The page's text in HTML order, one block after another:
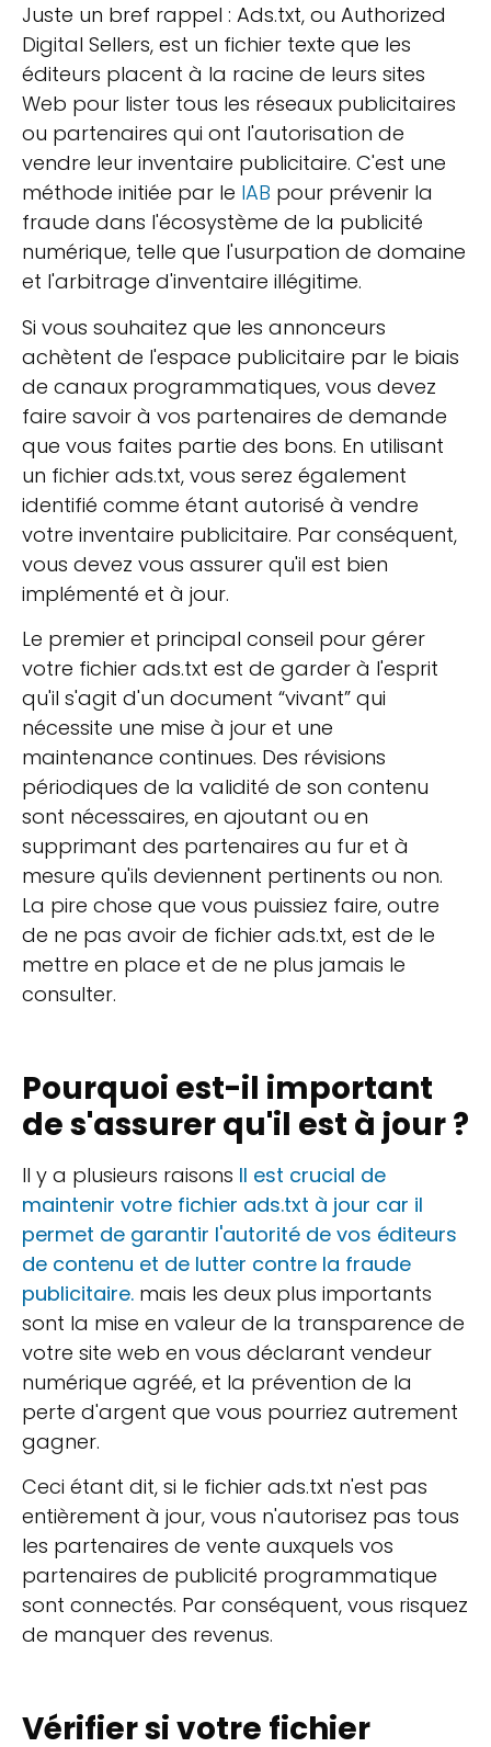
Juste un bref rappel : Ads.txt, ou Authorized
Digital Sellers, est un fichier texte que les
éditeurs placent à la racine de leurs sites
Web pour lister tous les réseaux publicitaires
ou partenaires qui ont l'autorisation de
vendre leur inventaire publicitaire. C'est une
méthode initiée par le IAB pour prévenir la
fraude dans l'écosystème de la publicité
numérique, telle que l'usurpation de domaine
et l'arbitrage d'inventaire illégitime.
Si vous souhaitez que les annonceurs
achètent de l'espace publicitaire par le biais
de canaux programmatiques, vous devez
faire savoir à vos partenaires de demande
que vous faites partie des bons. En utilisant
un fichier ads.txt, vous serez également
identifié comme étant autorisé à vendre
votre inventaire publicitaire. Par conséquent,
vous devez vous assurer qu'il est bien
implémenté et à jour.
Le premier et principal conseil pour gérer
votre fichier ads.txt est de garder à l'esprit
qu'il s'agit d'un document “vivant” qui
nécessite une mise à jour et une
maintenance continues. Des révisions
périodiques de la validité de son contenu
sont nécessaires, en ajoutant ou en
supprimant des partenaires au fur et à
mesure qu'ils deviennent pertinents ou non.
La pire chose que vous puissiez faire, outre
de ne pas avoir de fichier ads.txt, est de le
mettre en place et de ne plus jamais le
consulter.
Pourquoi est-il important
de s'assurer qu'il est à jour ?
Il y a plusieurs raisons Il est crucial de
maintenir votre fichier ads.txt à jour car il
permet de garantir l'autorité de vos éditeurs
de contenu et de lutter contre la fraude
publicitaire. mais les deux plus importants
sont la mise en valeur de la transparence de
votre site web en vous déclarant vendeur
numérique agréé, et la prévention de la
perte d'argent que vous pourriez autrement
gagner.
Ceci étant dit, si le fichier ads.txt n'est pas
entièrement à jour, vous n'autorisez pas tous
les partenaires de vente auxquels vos
partenaires de publicité programmatique
sont connectés. Par conséquent, vous risquez
de manquer des revenus.
Vérifier si votre fichier